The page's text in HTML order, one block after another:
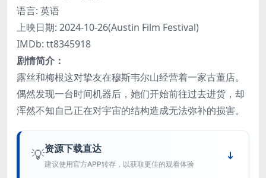
语言: 英语
上映日期: 2024-10-26(Austin Film Festival)
IMDb: tt8345918
剧情简介：
露丝和梅根这对挚友在穆斯韦尔山经营着一家古董店。
偶然发现一台时间机器后，她们开始前往过去进货，却
浑然不知自己正在对宇宙的结构造成无法弥补的损害。
💡资源下载直达
建议使用官方APP转存，以获取更佳的观看体验